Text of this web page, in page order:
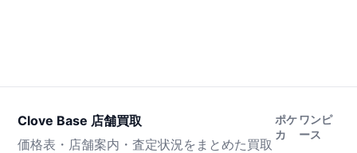
Clove Base 店舗買取
価格表・店舗案内・査定状況をまとめた買取
ポケ
カ
ワンピ
ース